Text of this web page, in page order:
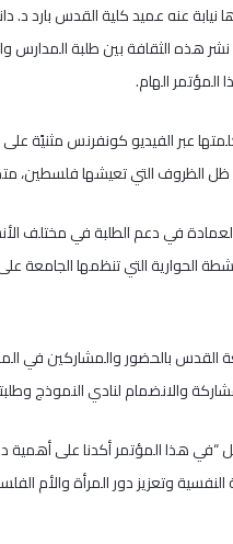
عنه عميد كلية القدس بارد د.
نشر هذه الثقافة بين طلبة
الهام.
عبر الفيديو كونفرنس مثنيًة على
الظروف التي تعيشها فلسطين،
في دعم الطلبة في مختلف
الحوارية التي تنظمها
القدس بالحضور والمشاركين في
والانضمام لنادي
“في هذا المؤتمر أكدنا على أهمية
وتعزيز دور المرأة والأم